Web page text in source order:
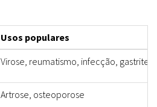
Usos populares
Virose, reumatismo, infecção, gastrite
Artrose, osteoporose